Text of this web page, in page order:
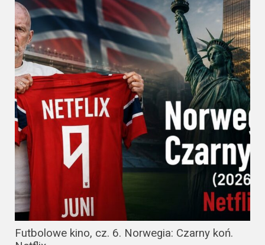
Futbolowe kino, cz. 6. Norwegia: Czarny koń.